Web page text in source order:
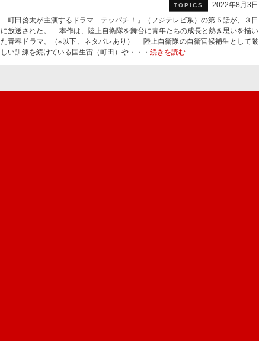
TOPICS
2022年8月3日
町田啓太が主演するドラマ「テッパチ！」（フジテレビ系）の第５話が、３日
に放送された。 本作は、陸上自衛隊を舞台に青年たちの成長と熱き思いを描い
た青春ドラマ。（※以下、ネタバレあり） 陸上自衛隊の自衛官候補生として厳
しい訓練を続けている国生宙（町田）や・・・ 続きを読む